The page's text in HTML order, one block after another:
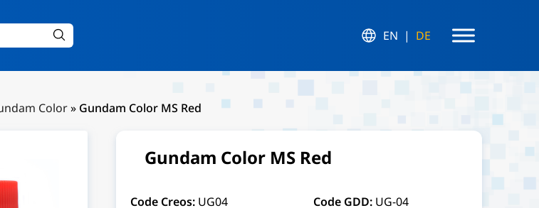
EN DE
Color» Gundam Color MS Red
Gundam Color MS Red
Code Creos: UG04 Code GDD: UG-04